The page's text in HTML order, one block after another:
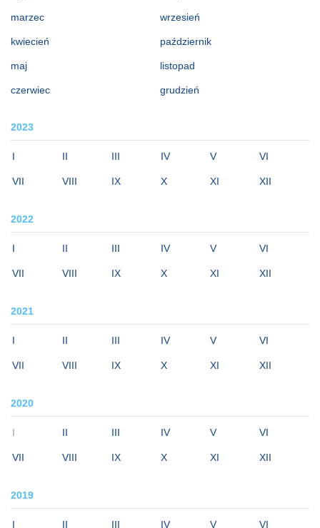
marzec
kwiecień
maj
czerwiec
wrzesień
październik
listopad
grudzień
2023
I II III IV V VI
VII VIII IX X XI XII
2022
I II III IV V VI
VII VIII IX X XI XII
2021
I II III IV V VI
VII VIII IX X XI XII
2020
I II III IV V VI
VII VIII IX X XI XII
2019
I II III IV V VI